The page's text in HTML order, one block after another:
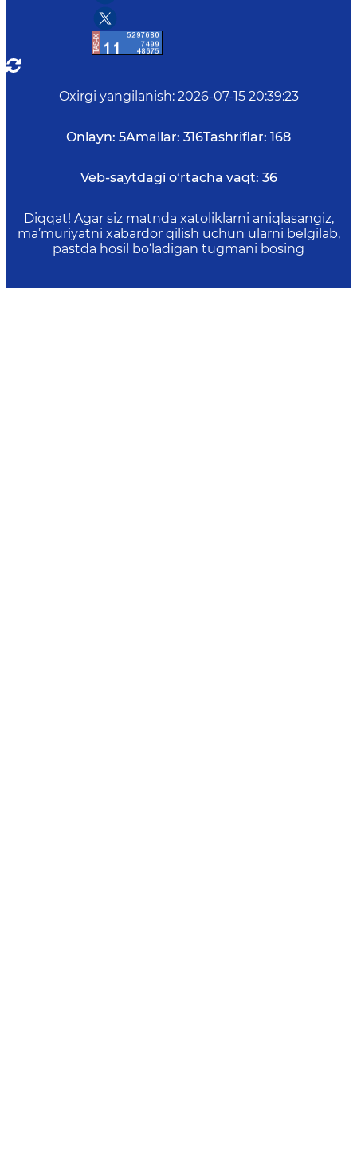
Oxirgi yangilanish: 2026-07-15 20:39:23
Onlayn: 5Amallar: 316Tashriflar: 168
Veb-saytdagi o‘rtacha vaqt: 36
Diqqat! Agar siz matnda xatoliklarni aniqlasangiz,
ma’muriyatni xabardor qilish uchun ularni belgilab,
pastda hosil bo‘ladigan tugmani bosing